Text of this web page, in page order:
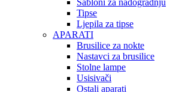
Tipse
Ljepila za tipse
APARATI
Brusilice za nokte
Nastavci za brusilice
Stolne lampe
Usisivači
Ostali aparati